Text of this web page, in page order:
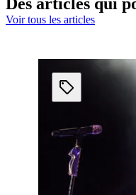
Voir tous les articles